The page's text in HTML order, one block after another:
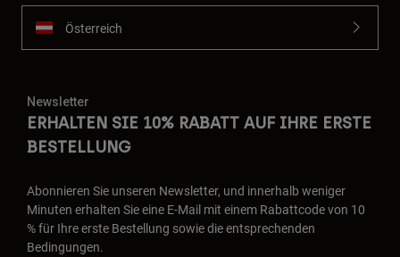
Österreich
Newsletter
ERHALTEN SIE 10% RABATT AUF IHRE ERSTE
BESTELLUNG
Abonnieren Sie unseren Newsletter, und innerhalb weniger
Minuten erhalten Sie eine E-Mail mit einem Rabattcode von 10
% für Ihre erste Bestellung sowie die entsprechenden
Bedingungen.